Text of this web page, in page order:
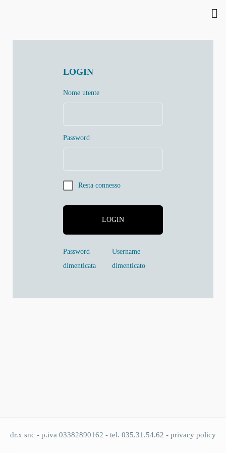
LOGIN
Nome utente
Password
Resta connesso
LOGIN
Password
dimenticata
Username
dimenticato
dr.x snc - p.iva 03382890162 - tel. 035.31.54.62 - privacy policy